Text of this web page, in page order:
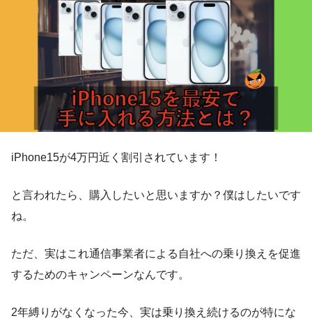
iPhone15が4万円近く割引されています！
と言われたら、購入したいと思いますか？僕はしたいです
ね。
ただ、実はこれ通信事業者による自社への乗り換えを促進
するためのキャンペーンなんです。
2年縛りがなくなった今、実は乗り換え続けるのが特にな